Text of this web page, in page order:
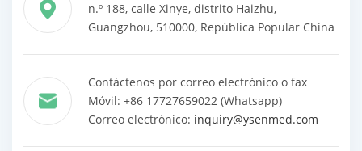
n.º 188, calle Xinye, distrito Haizhu,
Guangzhou, 510000, República Popular China
Contáctenos por correo electrónico o fax
Móvil: +86 17727659022 (Whatsapp)
Correo electrónico: inquiry@ysenmed.com